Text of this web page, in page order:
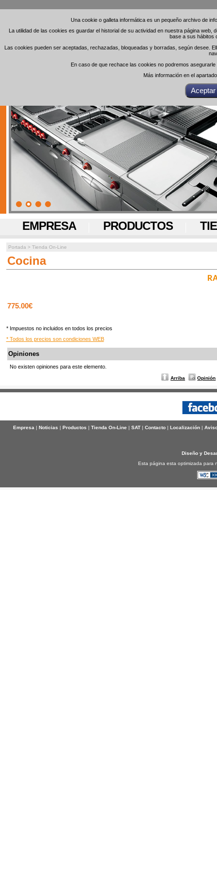
Una cookie o galleta informática es un pequeño archivo de
La utilidad de las cookies es guardar el historial de su actividad en nuestra página
base a sus hábitos
Las cookies pueden ser aceptadas, rechazadas, bloqueadas y borradas, según desee.
En caso de que rechace las cookies no podremos
Más información en el
Una cookie o galleta informática es un pequeño archivo de
La utilidad de las cookies es guardar el historial de su actividad en nuestra página
base a sus hábitos
Las cookies pueden ser aceptadas, rechazadas, bloqueadas y borradas, según desee.
En caso de que rechace las cookies no podremos
Más información en el
EMPRESA PRODUCTOS
Portada > Tienda On-Line
Cocina
775.00€
* Impuestos no incluidos en todos los precios
* Todos los precios son condiciones WEB
Opiniones
No existen opiniones para este elemento.
Arriba Opinión
Empresa| Noticias | Productos | Tienda On-Line | SAT| Contacto| Localización|
Diseño y
Esta página esta optimizada para